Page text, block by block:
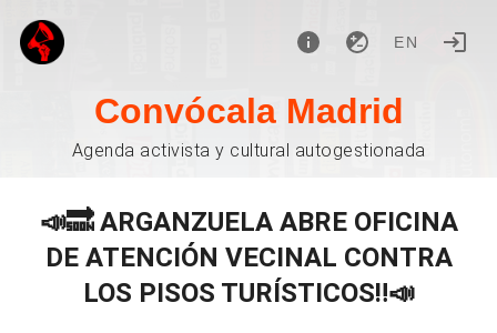
EN
Convócala Madrid
Agenda activista y cultural autogestionada
📣🔜 ARGANZUELA ABRE OFICINA
DE ATENCIÓN VECINAL CONTRA
LOS PISOS TURÍSTICOS‼️📣